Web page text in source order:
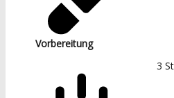
Vorbereitung
3